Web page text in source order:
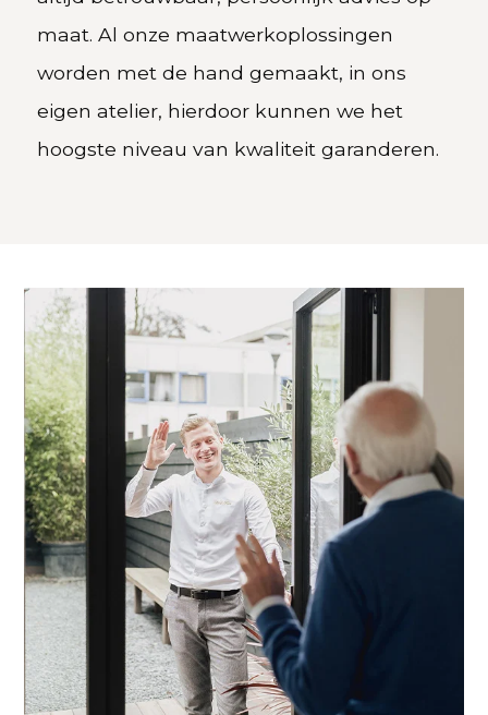
maat. Al onze maatwerkoplossingen
worden met de hand gemaakt, in ons
eigen atelier, hierdoor kunnen we het
hoogste niveau van kwaliteit garanderen.